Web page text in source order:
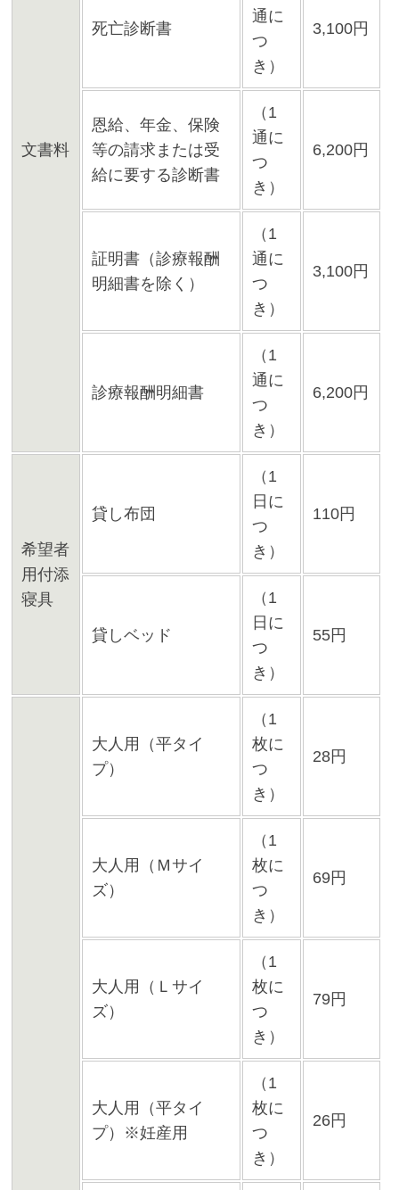
文書料
死亡診断書
通に
つ
き）
3,100円
恩給、年金、保険
等の請求または受
給に要する診断書
（1
通に
つ
き）
6,200円
証明書（診療報酬
明細書を除く）
（1
通に
つ
き）
3,100円
診療報酬明細書
（1
通に
つ
き）
6,200円
希望者
用付添
寝具
貸し布団
（1
日に
つ
き）
110円
貸しベッド
（1
日に
つ
き）
55円
大人用（平タイ
プ）
（1
枚に
つ
き）
28円
大人用（Ｍサイ
ズ）
（1
枚に
つ
き）
69円
大人用（Ｌサイ
ズ）
（1
枚に
つ
き）
79円
大人用（平タイ
プ）※妊産用
（1
枚に
つ
き）
26円